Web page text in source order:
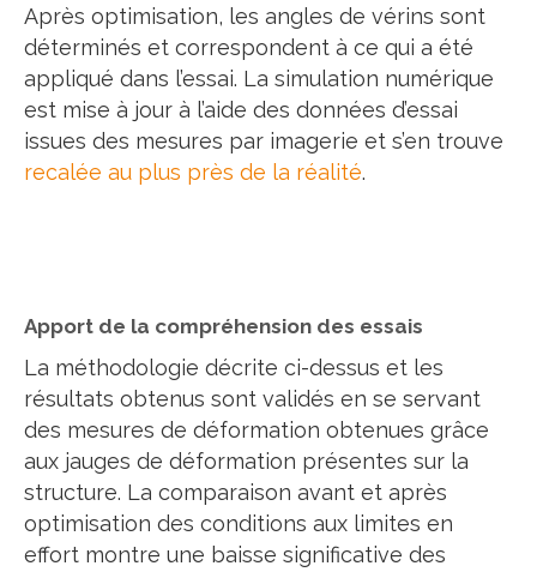
Après optimisation, les angles de vérins sont
déterminés et correspondent à ce qui a été
appliqué dans l’essai. La simulation numérique
est mise à jour à l’aide des données d’essai
issues des mesures par imagerie et s’en trouve
recalée au plus près de la réalité.
Apport de la compréhension des essais
La méthodologie décrite ci-dessus et les
résultats obtenus sont validés en se servant
des mesures de déformation obtenues grâce
aux jauges de déformation présentes sur la
structure. La comparaison avant et après
optimisation des conditions aux limites en
effort montre une baisse significative des